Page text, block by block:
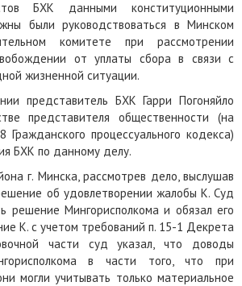
БХК данными конституционными
были руководствоваться в Минском
комитете при рассмотрении
от уплаты сбора в связи с
жизненной ситуации.
представитель БХК Гарри Погоняйло
представителя общественности (на
Гражданского процессуального кодекса)
БХК по данному делу.
г. Минска, рассмотрев дело, выслушав
об удовлетворении жалобы К. Суд
решение Мингорисполкома и обязал его
К. с учетом требований п. 15-1 Декрета
части суд указал, что доводы
в части того, что при
могли учитывать только материальное